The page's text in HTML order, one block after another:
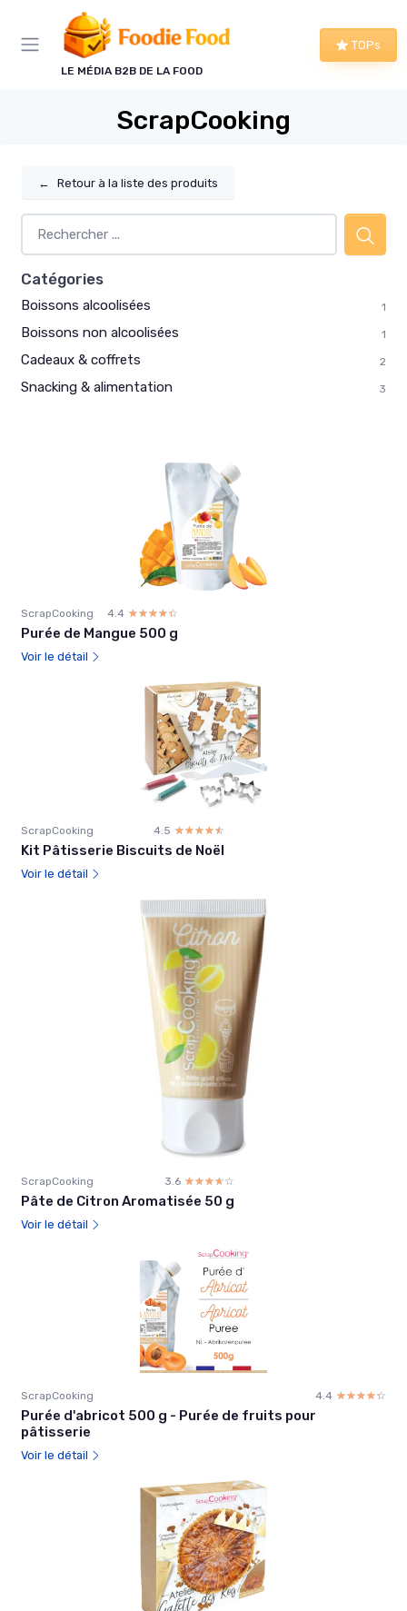
LE MÉDIA B2B DE LA FOOD
TOPs
ScrapCooking
← Retour à la liste des produits
Catégories
Boissons alcoolisées 1
Boissons non alcoolisées 1
Cadeaux & coffrets 2
Snacking & alimentation 3
ScrapCooking 4.4 ☆☆☆☆☆
★★★★★
Purée de Mangue 500 g
Voir le détail
ScrapCooking 4.5 ☆☆☆☆☆
★★★★★
Kit Pâtisserie Biscuits de Noël
Voir le détail
ScrapCooking 3.6 ☆☆☆☆☆
★★★★★
Pâte de Citron Aromatisée 50 g
Voir le détail
ScrapCooking 4.4 ☆☆☆☆☆
★★★★★
Purée d'abricot 500 g - Purée de fruits pour
pâtisserie
Voir le détail
Panneau de gestion des cookies